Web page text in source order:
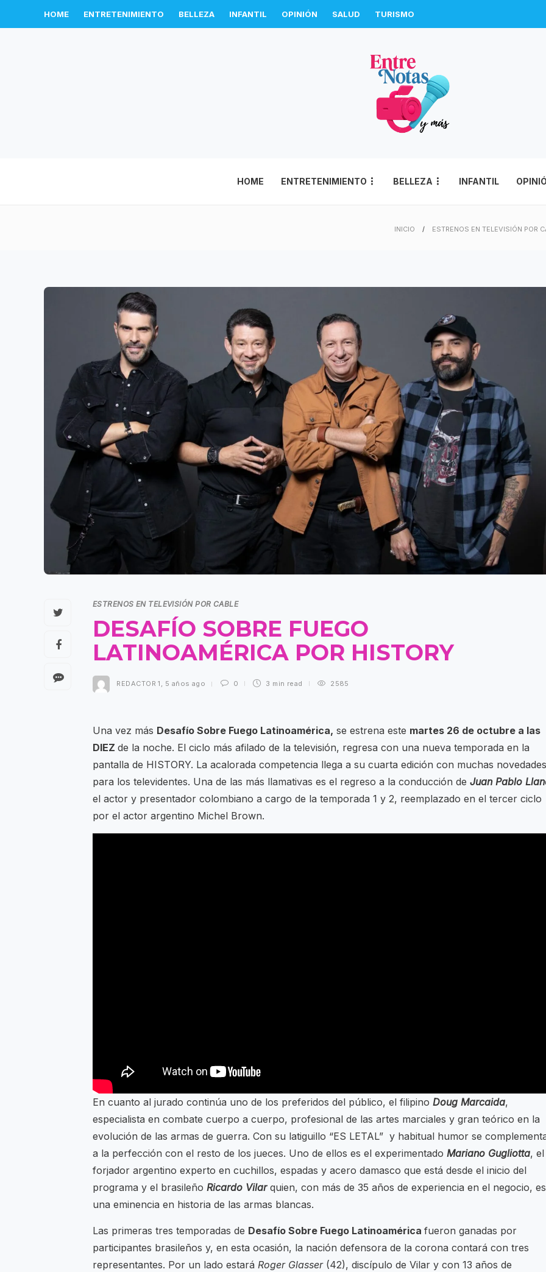
HOME ENTRETENIMIENTO BELLEZA INFANTIL OPINIÓN SALUD TURISMO
HOME ENTRETENIMIENTO BELLEZA INFANTIL
INICIO ESTRENOS EN TELEVISIÓN POR
ESTRENOS EN TELEVISIÓN POR CABLE
DESAFÍO SOBRE FUEGO
LATINOAMÉRICA POR HISTORY
REDACTOR 1 , 5 años ago 0 3 min read 2585
Una vez más Desafío Sobre Fuego Latinoamérica, se estrena este martes 26 de octubre a las
DIEZ de la noche. El ciclo más afilado de la televisión, regresa con una nueva temporada en la
pantalla de HISTORY. La acalorada competencia llega a su cuarta edición con muchas novedades
para los televidentes. Una de las más llamativas es el regreso a la conducción de Juan Pablo
el actor y presentador colombiano a cargo de la temporada 1 y 2, reemplazado en el tercer ciclo
por el actor argentino Michel Brown.
En cuanto al jurado continúa uno de los preferidos del público, el filipino Doug Marcaida,
especialista en combate cuerpo a cuerpo, profesional de las artes marciales y gran teórico en la
evolución de las armas de guerra. Con su latiguillo “ES LETAL” y habitual humor se
a la perfección con el resto de los jueces. Uno de ellos es el experimentado Mariano Gugliotta, el
forjador argentino experto en cuchillos, espadas y acero damasco que está desde el inicio del
programa y el brasileño Ricardo Vilarquien, con más de 35 años de experiencia en el negocio, es
una eminencia en historia de las armas blancas.
Las primeras tres temporadas de Desafío Sobre Fuego Latinoamérica fueron ganadas por
participantes brasileños y, en esta ocasión, la nación defensora de la corona contará con tres
representantes. Por un lado estará Roger Glasser(42), discípulo de Vilar y con 13 años de